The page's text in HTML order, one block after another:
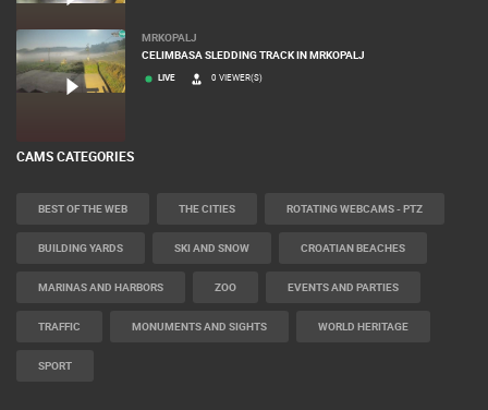
MRKOPALJ
CELIMBASA SLEDDING TRACK IN MRKOPALJ
LIVE 0 VIEWER(S)
CAMS CATEGORIES
BEST OF THE WEB THE CITIES ROTATING WEBCAMS - PTZ
BUILDING YARDS SKI AND SNOW CROATIAN BEACHES
MARINAS AND HARBORS ZOO EVENTS AND PARTIES
TRAFFIC MONUMENTS AND SIGHTS WORLD HERITAGE
SPORT